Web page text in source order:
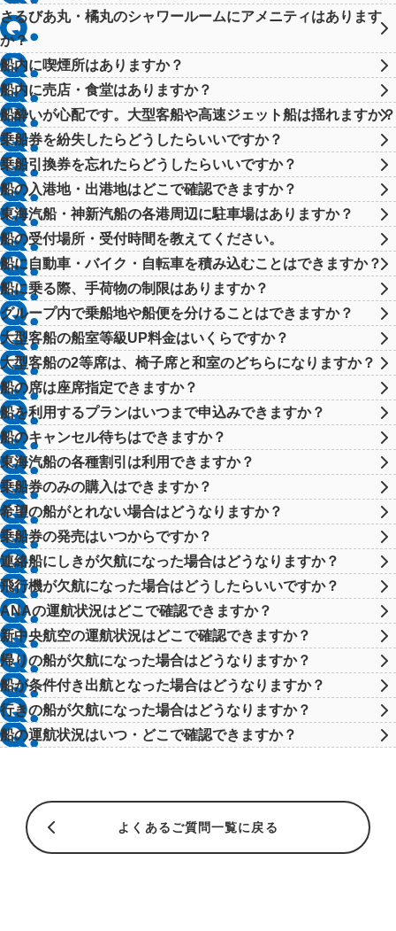
さるびあ丸・橘丸のシャワールームにアメニティはあります
か？
船内に喫煙所はありますか？
船内に売店・食堂はありますか？
船酔いが心配です。大型客船や高速ジェット船は揺れますか？
乗船券を紛失したらどうしたらいいですか？
乗船引換券を忘れたらどうしたらいいですか？
船の入港地・出港地はどこで確認できますか？
東海汽船・神新汽船の各港周辺に駐車場はありますか？
船の受付場所・受付時間を教えてください。
船に自動車・バイク・自転車を積み込むことはできますか？
船に乗る際、手荷物の制限はありますか？
グループ内で乗船地や船便を分けることはできますか？
大型客船の船室等級UP料金はいくらですか？
大型客船の2等席は、椅子席と和室のどちらになりますか？
船の席は座席指定できますか？
船を利用するプランはいつまで申込みできますか？
船のキャンセル待ちはできますか？
東海汽船の各種割引は利用できますか？
乗船券のみの購入はできますか？
希望の船がとれない場合はどうなりますか？
乗船券の発売はいつからですか？
連絡船にしきが欠航になった場合はどうなりますか？
飛行機が欠航になった場合はどうしたらいいですか？
ANAの運航状況はどこで確認できますか？
新中央航空の運航状況はどこで確認できますか？
帰りの船が欠航になった場合はどうなりますか？
船が条件付き出航となった場合はどうなりますか？
行きの船が欠航になった場合はどうなりますか？
船の運航状況はいつ・どこで確認できますか？
よくあるご質問一覧に戻る